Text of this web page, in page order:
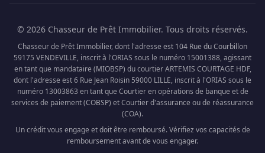
© 2026 Chasseur de Prêt Immobilier. Tous droits réservés.
Chasseur de Prêt Immobilier, dont l'adresse est 104 Rue du Courbillon
59175 VENDEVILLE, inscrit à l'ORIAS sous le numéro 15001388, agissant
en tant que mandataire (MIOBSP) du courtier ARTEMIS COURTAGE HDF,
dont l'adresse est 6 Rue Jean Roisin 59000 LILLE, inscrit à l'ORIAS sous le
numéro 13003863 en tant que Courtier en opérations de banque et de
services de paiement (COBSP) et Courtier d'assurance ou de réassurance
(COA).
Un crédit vous engage et doit être remboursé. Vérifiez vos capacités de
remboursement avant de vous engager.